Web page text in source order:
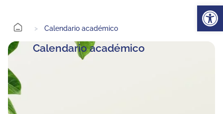
> Calendario académico
Calendario académico